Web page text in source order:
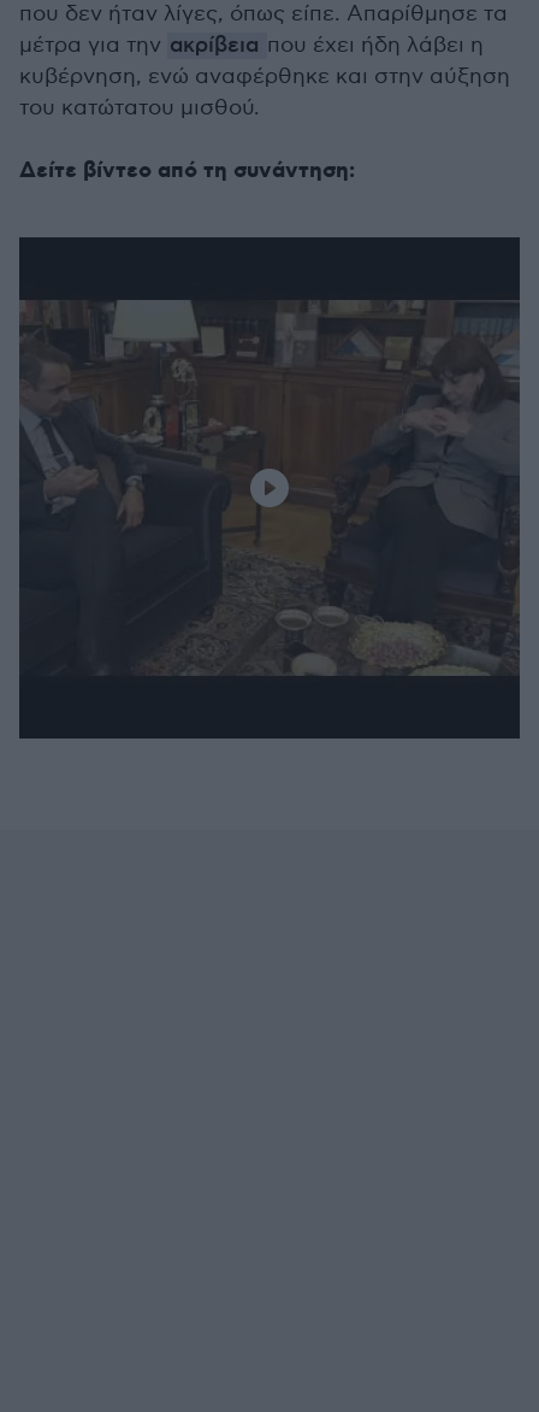
που δεν ήταν λίγες, όπως είπε. Απαρίθμησε τα
μέτρα για την ακρίβεια που έχει ήδη λάβει η
κυβέρνηση, ενώ αναφέρθηκε και στην αύξηση
του κατώτατου μισθού.
Δείτε βίντεο από τη συνάντηση: